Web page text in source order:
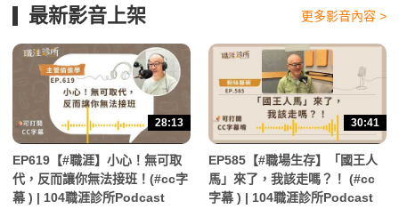
最新影音上架 更多影音內容 >
28:13
EP619【#職涯】小心！無可取
代，反而讓你無法接班！(#cc字
幕 ) | 104職涯診所Podcast
30:41
EP585【#職場生存】「國王人
馬」來了，我該走嗎？！ (#cc
字幕 ) | 104職涯診所Podcast